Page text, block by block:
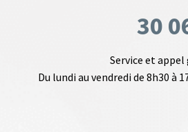
30
Service et
Du lundi au vendredi de 8h30 à